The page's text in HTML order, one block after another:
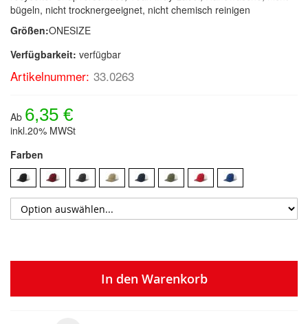
bügeln, nicht trocknergeeignet, nicht chemisch reinigen
Größen:ONESIZE
Verfügbarkeit: verfügbar
Artikelnummer: 33.0263
Ab 6,35 €
inkl.20% MWSt
Farben
In den Warenkorb